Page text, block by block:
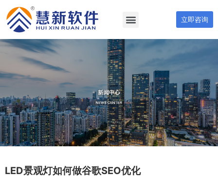
立即咨询
LED景观灯如何做谷歌SEO优化